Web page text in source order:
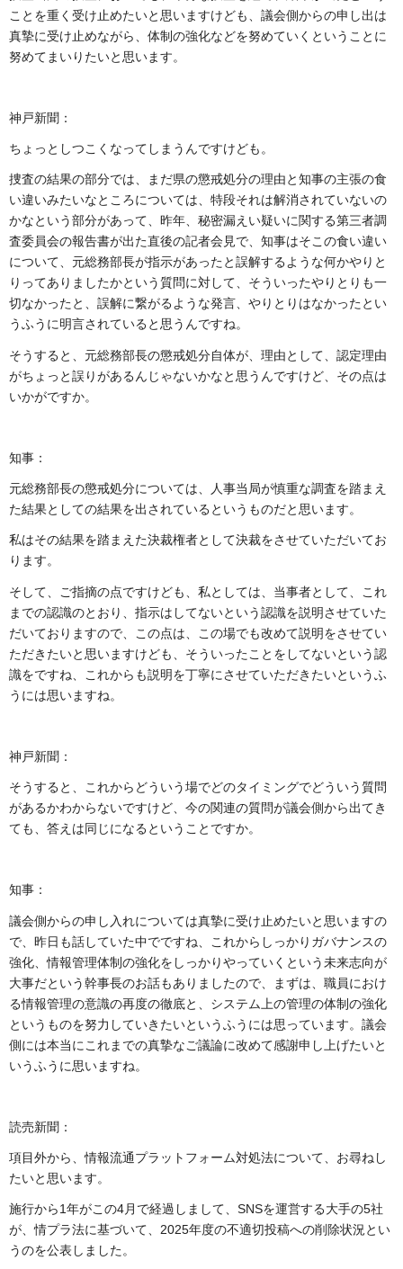
ことを重く受け止めたいと思いますけども、議会側からの申し出は
真摯に受け止めながら、体制の強化などを努めていくということに
努めてまいりたいと思います。
神戸新聞：
ちょっとしつこくなってしまうんですけども。
捜査の結果の部分では、まだ県の懲戒処分の理由と知事の主張の食
い違いみたいなところについては、特段それは解消されていないの
かなという部分があって、昨年、秘密漏えい疑いに関する第三者調
査委員会の報告書が出た直後の記者会見で、知事はそこの食い違い
について、元総務部長が指示があったと誤解するような何かやりと
りってありましたかという質問に対して、そういったやりとりも一
切なかったと、誤解に繋がるような発言、やりとりはなかったとい
うふうに明言されていると思うんですね。
そうすると、元総務部長の懲戒処分自体が、理由として、認定理由
がちょっと誤りがあるんじゃないかなと思うんですけど、その点は
いかがですか。
知事：
元総務部長の懲戒処分については、人事当局が慎重な調査を踏まえ
た結果としての結果を出されているというものだと思います。
私はその結果を踏まえた決裁権者として決裁をさせていただいてお
ります。
そして、ご指摘の点ですけども、私としては、当事者として、これ
までの認識のとおり、指示はしてないという認識を説明させていた
だいておりますので、この点は、この場でも改めて説明をさせてい
ただきたいと思いますけども、そういったことをしてないという認
識をですね、これからも説明を丁寧にさせていただきたいというふ
うには思いますね。
神戸新聞：
そうすると、これからどういう場でどのタイミングでどういう質問
があるかわからないですけど、今の関連の質問が議会側から出てき
ても、答えは同じになるということですか。
知事：
議会側からの申し入れについては真摯に受け止めたいと思いますの
で、昨日も話していた中でですね、これからしっかりガバナンスの
強化、情報管理体制の強化をしっかりやっていくという未来志向が
大事だという幹事長のお話もありましたので、まずは、職員におけ
る情報管理の意識の再度の徹底と、システム上の管理の体制の強化
というものを努力していきたいというふうには思っています。議会
側には本当にこれまでの真摯なご議論に改めて感謝申し上げたいと
いうふうに思いますね。
読売新聞：
項目外から、情報流通プラットフォーム対処法について、お尋ねし
たいと思います。
施行から1年がこの4月で経過しまして、SNSを運営する大手の5社
が、情プラ法に基づいて、2025年度の不適切投稿への削除状況とい
うのを公表しました。